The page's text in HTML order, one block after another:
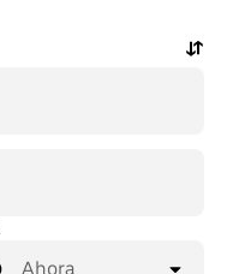
Ahora